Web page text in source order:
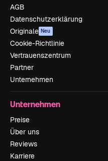
AGB
Datenschutzerklärung
Originale Neu
Cookie-Richtlinie
Vertrauenszentrum
Partner
Unternehmen
Unternehmen
Preise
Über uns
Reviews
Karriere